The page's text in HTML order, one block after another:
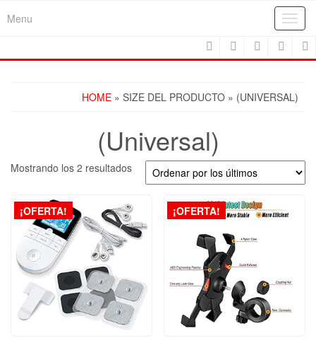
Menu
HOME » SIZE DEL PRODUCTO » (UNIVERSAL)
(Universal)
Mostrando los 2 resultadosOrdenado
por
últimos
¡OFERTA! ¡OFERTA!